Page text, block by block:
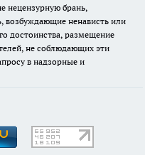
нецензурную брань,
ненависть или
достоинства, размещение
не соблюдающих эти
в надзорные и